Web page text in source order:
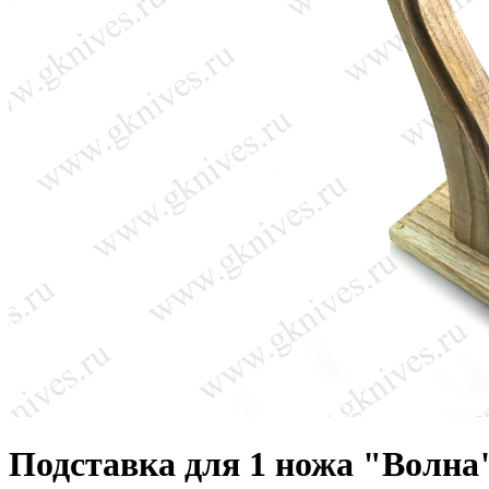
Подставка для 1 ножа